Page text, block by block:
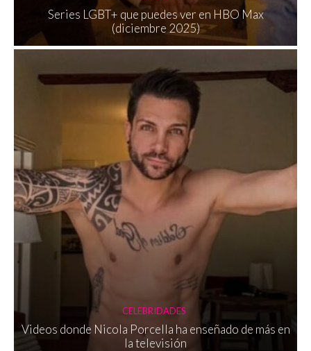
Series LGBT+ que puedes ver en HBO Max
(diciembre 2025)
CELEBRIDADES
Videos donde Nicola Porcella ha enseñado de más en
la televisión